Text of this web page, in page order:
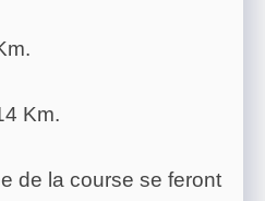
Km.
de la course se feront